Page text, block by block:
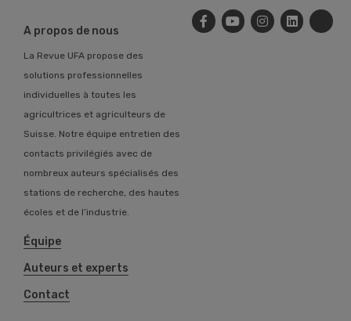
A propos de nous
La Revue UFA propose des
solutions professionnelles
individuelles à toutes les
agricultrices et agriculteurs de
Suisse. Notre équipe entretien des
contacts privilégiés avec de
nombreux auteurs spécialisés des
stations de recherche, des hautes
écoles et de l’industrie.
Équipe
Auteurs et experts
Contact